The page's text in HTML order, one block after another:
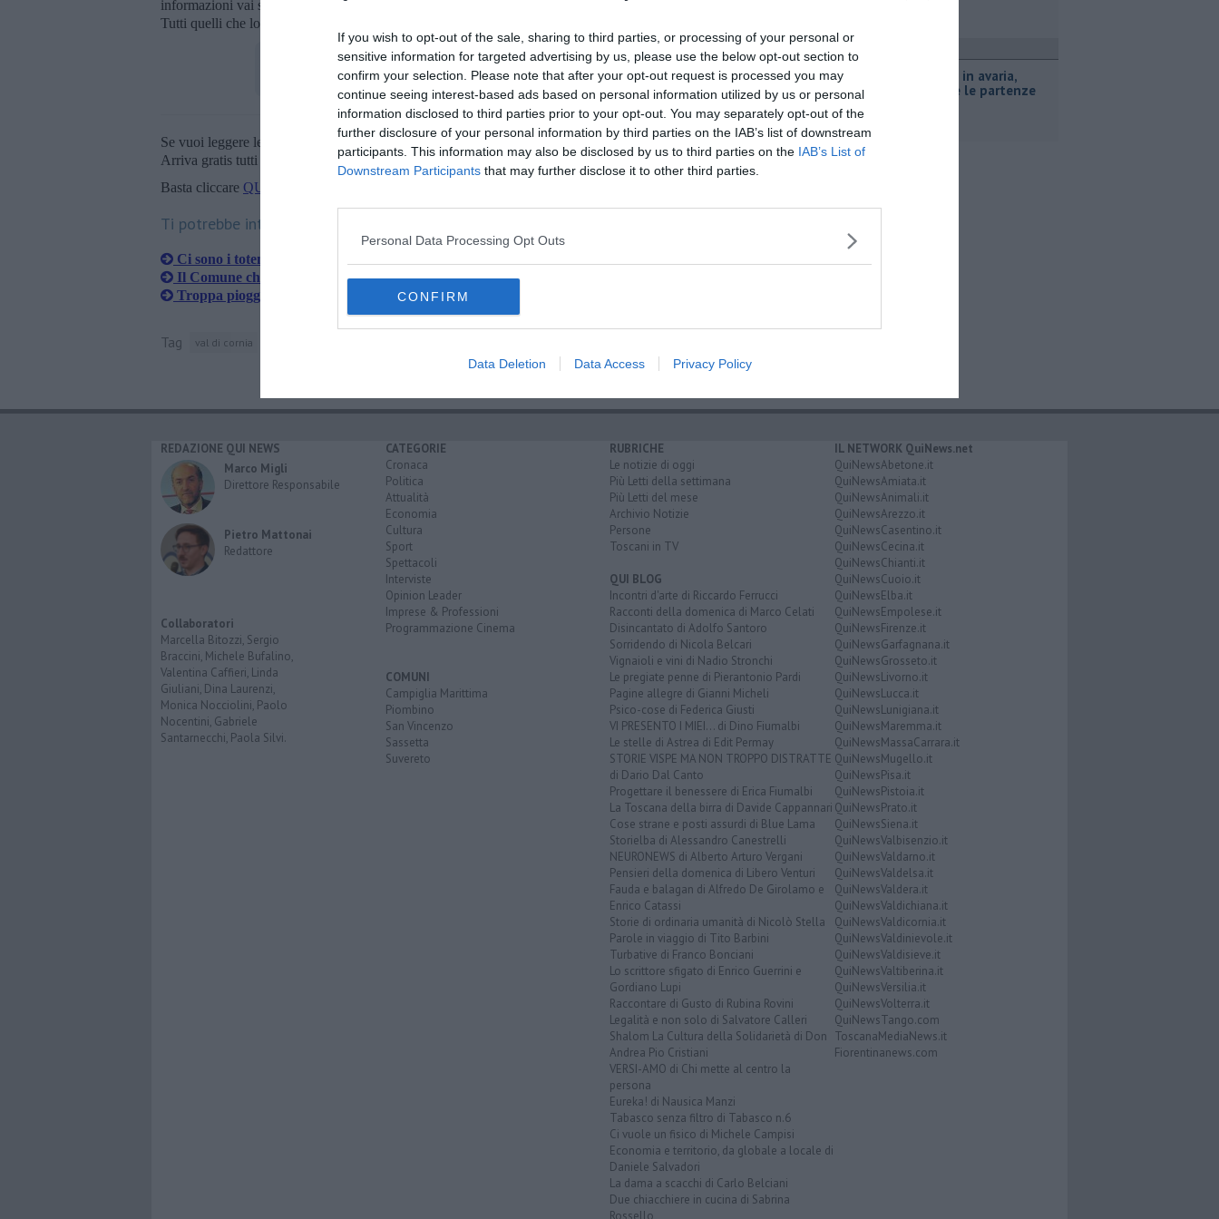
If you wish to opt-out of the sale, sharing to third parties, or processing of your personal or
sensitive information for targeted advertising by us, please use the below opt-out section to
confirm your selection. Please note that after your opt-out request is processed you may
continue seeing interest-based ads based on personal information utilized by us or personal
information disclosed to third parties prior to your opt-out. You may separately opt-out of the
further disclosure of your personal information by third parties on the IAB’s list of downstream
participants. This information may also be disclosed by us to third parties on the IAB’s List of
Downstream Participants that may further disclose it to other third parties.
Personal Data Processing Opt Outs
CONFIRM
Data Deletion Data Access Privacy Policy
informazioni vai sul sito www.it-alert.it e compila il questionario".
Tutti quelli che lo riceveranno sono invitati a compilare un form e dare il proprio parere.
Se vuoi leggere le notizie principali della Toscana iscriviti allaNewsletter QUInews - ToscanaMedia.
Arriva gratis tutti i giorni alle 20:00 direttamente nella tua casella di posta.
Basta cliccare QUI
Ti potrebbe interessare anche:
Ci sono i totem per segnalare l'allerta meteo
Il Comune chiama a casa in caso di allerta
Troppa pioggia, meloni spaccati e noccioline affogate
Tag val di cornia
Attualità
Traghetto in avaria,
modificate le partenze
REDAZIONE QUI NEWS
Marco Migli
Direttore Responsabile
Pietro Mattonai
Redattore
Collaboratori
Marcella Bitozzi, Sergio
Braccini, Michele Bufalino,
Valentina Caffieri, Linda
Giuliani, Dina Laurenzi,
Monica Nocciolini, Paolo
Nocentini, Gabriele
Santarnecchi, Paola Silvi.
CATEGORIE
Cronaca
Politica
Attualità
Economia
Cultura
Sport
Spettacoli
Interviste
Opinion Leader
Imprese & Professioni
Programmazione Cinema
COMUNI
Campiglia Marittima
Piombino
San Vincenzo
Sassetta
Suvereto
RUBRICHE
Le notizie di oggi
Più Letti della settimana
Più Letti del mese
Archivio Notizie
Persone
Toscani in TV
QUI BLOG
Incontri d'arte di Riccardo Ferrucci
Racconti della domenica di Marco Celati
Disincantato di Adolfo Santoro
Sorridendo di Nicola Belcari
Vignaioli e vini di Nadio Stronchi
Le pregiate penne di Pierantonio Pardi
Pagine allegre di Gianni Micheli
Psico-cose di Federica Giusti
VI PRESENTO I MIEI... di Dino Fiumalbi
Le stelle di Astrea di Edit Permay
STORIE VISPE MA NON TROPPO DISTRATTE
di Dario Dal Canto
Progettare il benessere di Erica Fiumalbi
La Toscana della birra di Davide Cappannari
Cose strane e posti assurdi di Blue Lama
Storielba di Alessandro Canestrelli
NEURONEWS di Alberto Arturo Vergani
Pensieri della domenica di Libero Venturi
Fauda e balagan di Alfredo De Girolamo e
Enrico Catassi
Storie di ordinaria umanità di Nicolò Stella
Parole in viaggio di Tito Barbini
Turbative di Franco Bonciani
Lo scrittore sfigato di Enrico Guerrini e
Gordiano Lupi
Raccontare di Gusto di Rubina Rovini
Legalità e non solo di Salvatore Calleri
Shalom La Cultura della Solidarietà di Don
Andrea Pio Cristiani
VERSI-AMO di Chi mette al centro la
persona
Eureka! di Nausica Manzi
Tabasco senza filtro di Tabasco n.6
Ci vuole un fisico di Michele Campisi
Economia e territorio, da globale a locale di
Daniele Salvadori
La dama a scacchi di Carlo Belciani
Due chiacchiere in cucina di Sabrina
IL NETWORK QuiNews.net
QuiNewsAbetone.it
QuiNewsAmiata.it
QuiNewsAnimali.it
QuiNewsArezzo.it
QuiNewsCasentino.it
QuiNewsCecina.it
QuiNewsChianti.it
QuiNewsCuoio.it
QuiNewsElba.it
QuiNewsEmpolese.it
QuiNewsFirenze.it
QuiNewsGarfagnana.it
QuiNewsGrosseto.it
QuiNewsLivorno.it
QuiNewsLucca.it
QuiNewsLunigiana.it
QuiNewsMaremma.it
QuiNewsMassaCarrara.it
QuiNewsMugello.it
QuiNewsPisa.it
QuiNewsPistoia.it
QuiNewsPrato.it
QuiNewsSiena.it
QuiNewsValbisenzio.it
QuiNewsValdarno.it
QuiNewsValdelsa.it
QuiNewsValdera.it
QuiNewsValdichiana.it
QuiNewsValdicornia.it
QuiNewsValdinievole.it
QuiNewsValdisieve.it
QuiNewsValtiberina.it
QuiNewsVersilia.it
QuiNewsVolterra.it
QuiNewsTango.com
ToscanaMediaNews.it
Fiorentinanews.com